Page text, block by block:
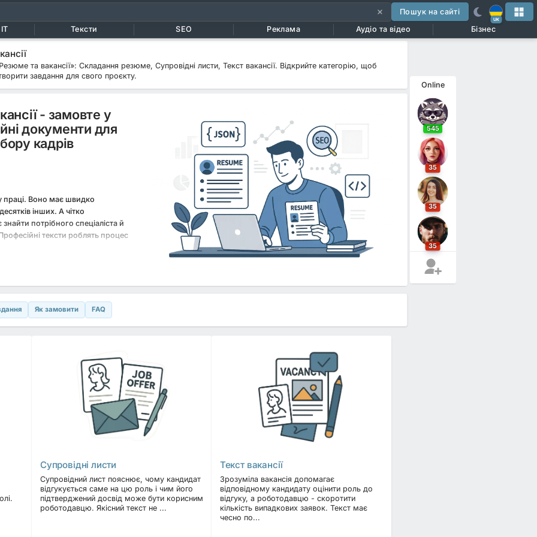
Пошук на сайті
UK
Тексти SEO Реклама Аудіо та відео Бізнес
та вакансії»: Складання резюме, Супровідні листи, Текст вакансії. Відкрийте категорію, щоб
завдання для свого проєкту.
- замовте у
документи для
кадрів
праці. Воно має швидко
інших. А чітко
потрібного спеціаліста й
тексти роблять процес
«Тексти, резюме
сфер, адаптують під
мови.
інтерв’ю чи підбір персоналу.
вимоги до кандидата. Додайте
детальніше завдання, тим
структура → редагування →
клієнт: файл у Word/PDF,
приклади кейсів із відгуками
Як замовити FAQ
Супровідні листи
Супровідний лист пояснює, чому кандидат
відгукується саме на цю роль і чим його
підтверджений досвід може бути корисним
роботодавцю. Якісний текст не ...
Текст вакансії
Зрозуміла вакансія допомагає
відповідному кандидату оцінити роль до
відгуку, а роботодавцю - скоротити
кількість випадкових заявок. Текст має
чесно по...
Online
545
35
35
35